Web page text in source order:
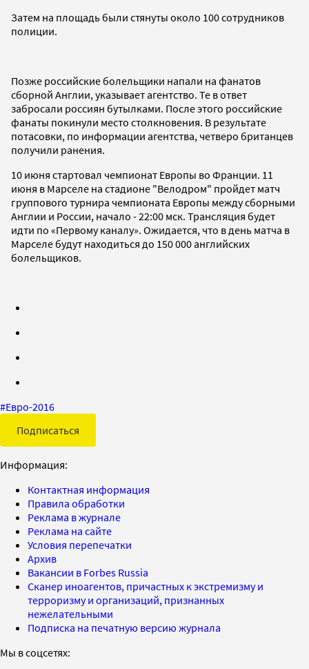
Затем на площадь были стянуты около 100 сотрудников
полиции.
Позже российские болельщики напали на фанатов
сборной Англии, указывает агентство. Те в ответ
забросали россиян бутылками. После этого российские
фанаты покинули место столкновения. В результате
потасовки, по информации агентства, четверо британцев
получили ранения.
10 июня стартовал чемпионат Европы во Франции. 11
июня в Марселе на стадионе "Велодром" пройдет матч
группового турнира чемпионата Европы между сборными
Англии и России, начало - 22:00 мск. Трансляция будет
идти по «Первому каналу». Ожидается, что в день матча в
Марселе будут находиться до 150 000 английских
болельщиков.
#Евро-2016
Подписаться
Информация:
Контактная информация
Правила обработки
Реклама в журнале
Реклама на сайте
Условия перепечатки
Архив
Вакансии в Forbes Russia
Сканер иноагентов, причастных к экстремизму и
терроризму и организаций, признанных
нежелательными
Подписка на печатную версию журнала
Мы в соцсетях: